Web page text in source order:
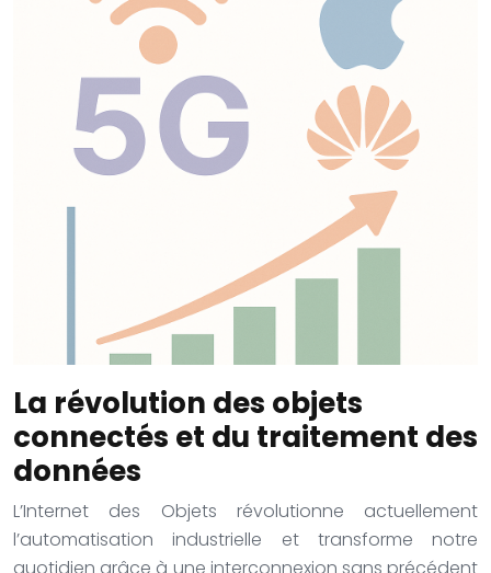
La révolution des objets
connectés et du traitement des
données
L’Internet des Objets révolutionne actuellement
l’automatisation industrielle et transforme notre